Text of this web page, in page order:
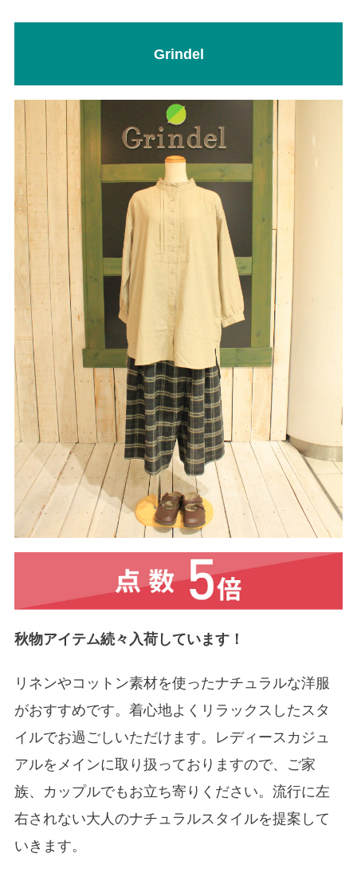
Grindel
秋物アイテム続々入荷しています！
リネンやコットン素材を使ったナチュラルな洋服
がおすすめです。着心地よくリラックスしたスタ
イルでお過ごしいただけます。レディースカジュ
アルをメインに取り扱っておりますので、ご家
族、カップルでもお立ち寄りください。流行に左
右されない大人のナチュラルスタイルを提案して
いきます。